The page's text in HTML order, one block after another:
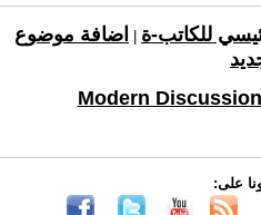
للكاتب-ة
اضافة موضوع
Modern
على: